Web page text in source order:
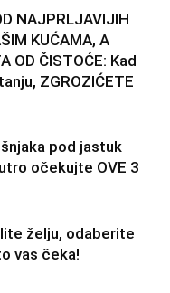
NAJPRLJAVIJIH
KUĆAMA, A
OD ČISTOĆE: Kad
ZGROZIĆETE
pod jastuk
očekujte OVE 3
želju, odaberite
vas čeka!